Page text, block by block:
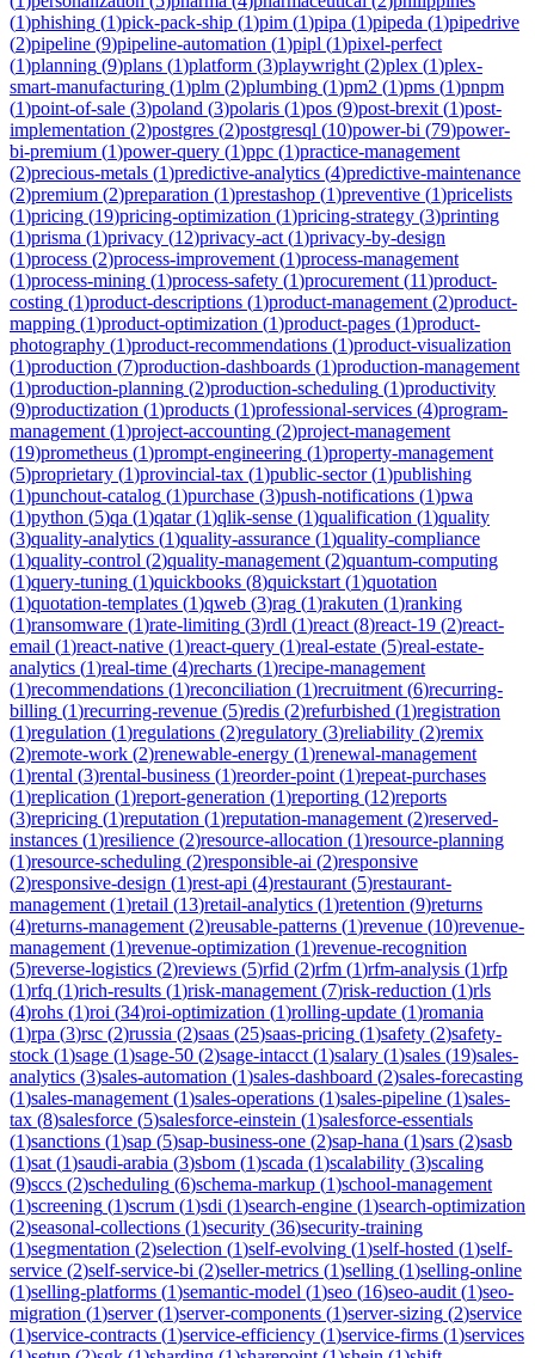
(1)phishing (1)pick-pack-ship (1)pim (1)pipa (1)pipeda (1)pipedrive
(2)pipeline (9)pipeline-automation (1)pipl (1)pixel-perfect
(1)planning (9)plans (1)platform (3)playwright (2)plex (1)plex-
smart-manufacturing (1)plm (2)plumbing (1)pm2 (1)pms (1)pnpm
(1)point-of-sale (3)poland (3)polaris (1)pos (9)post-brexit (1)post-
implementation (2)postgres (2)postgresql (10)power-bi (79)power-
bi-premium (1)power-query (1)ppc (1)practice-management
(2)precious-metals (1)predictive-analytics (4)predictive-maintenance
(2)premium (2)preparation (1)prestashop (1)preventive (1)pricelists
(1)pricing (19)pricing-optimization (1)pricing-strategy (3)printing
(1)prisma (1)privacy (12)privacy-act (1)privacy-by-design
(1)process (2)process-improvement (1)process-management
(1)process-mining (1)process-safety (1)procurement (11)product-
costing (1)product-descriptions (1)product-management (2)product-
mapping (1)product-optimization (1)product-pages (1)product-
photography (1)product-recommendations (1)product-visualization
(1)production (7)production-dashboards (1)production-management
(1)production-planning (2)production-scheduling (1)productivity
(9)productization (1)products (1)professional-services (4)program-
management (1)project-accounting (2)project-management
(19)prometheus (1)prompt-engineering (1)property-management
(5)proprietary (1)provincial-tax (1)public-sector(1)publishing
(1)punchout-catalog (1)purchase (3)push-notifications (1)pwa
(1)python (5)qa (1)qatar(1)qlik-sense (1)qualification (1)quality
(3)quality-analytics (1)quality-assurance (1)quality-compliance
(1)quality-control (2)quality-management (2)quantum-computing
(1)query-tuning (1)quickbooks (8)quickstart (1)quotation
(1)quotation-templates (1)qweb (3)rag (1)rakuten (1)ranking
(1)ransomware (1)rate-limiting (3)rdl (1)react (8)react-19 (2)react-
email (1)react-native (1)react-query (1)real-estate (5)real-estate-
analytics (1)real-time (4)recharts (1)recipe-management
(1)recommendations (1)reconciliation (1)recruitment (6)recurring-
billing (1)recurring-revenue (5)redis (2)refurbished (1)registration
(1)regulation (1)regulations (2)regulatory (3)reliability (2)remix
(2)remote-work (2)renewable-energy (1)renewal-management
(1)rental (3)rental-business (1)reorder-point (1)repeat-purchases
(1)replication (1)report-generation (1)reporting (12)reports
(3)repricing (1)reputation (1)reputation-management (2)reserved-
instances (1)resilience (2)resource-allocation (1)resource-planning
(1)resource-scheduling (2)responsible-ai (2)responsive
(2)responsive-design (1)rest-api (4)restaurant (5)restaurant-
management (1)retail (13)retail-analytics (1)retention (9)returns
(4)returns-management (2)reusable-patterns (1)revenue (10)revenue-
management (1)revenue-optimization (1)revenue-recognition
(5)reverse-logistics (2)reviews (5)rfid (2)rfm (1)rfm-analysis (1)rfp
(1)rfq (1)rich-results (1)risk-management (7)risk-reduction (1)rls
(4)rohs (1)roi (34)roi-optimization (1)rolling-update (1)romania
(1)rpa (3)rsc (2)russia (2)saas (25)saas-pricing (1)safety (2)safety-
stock (1)sage (1)sage-50 (2)sage-intacct (1)salary (1)sales (19)sales-
analytics (3)sales-automation (1)sales-dashboard (2)sales-forecasting
(1)sales-management (1)sales-operations (1)sales-pipeline (1)sales-
tax (8)salesforce (5)salesforce-einstein (1)salesforce-essentials
(1)sanctions (1)sap (5)sap-business-one (2)sap-hana (1)sars (2)sasb
(1)sat (1)saudi-arabia (3)sbom (1)scada (1)scalability (3)scaling
(9)sccs (2)scheduling (6)schema-markup (1)school-management
(1)screening (1)scrum (1)sdi (1)search-engine (1)search-optimization
(2)seasonal-collections (1)security (36)security-training
(1)segmentation (2)selection (1)self-evolving (1)self-hosted (1)self-
service (2)self-service-bi (2)seller-metrics (1)selling (1)selling-online
(1)selling-platforms (1)semantic-model (1)seo (16)seo-audit (1)seo-
migration (1)server(1)server-components (1)server-sizing (2)service
(1)service-contracts (1)service-efficiency (1)service-firms (1)services